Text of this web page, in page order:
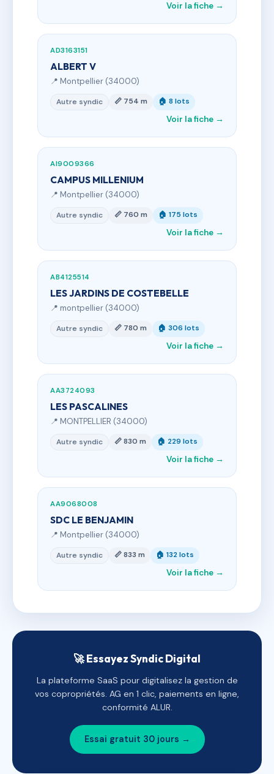
Voir la fiche →
AD3163151
ALBERT V
📍 Montpellier (34000)
Autre syndic 📏 754 m 🏠 8 lots
Voir la fiche →
AI9009366
CAMPUS MILLENIUM
📍 Montpellier (34000)
Autre syndic 📏 760 m 🏠 175 lots
Voir la fiche →
AB4125514
LES JARDINS DE COSTEBELLE
📍 montpellier (34000)
Autre syndic 📏 780 m 🏠 306 lots
Voir la fiche →
AA3724093
LES PASCALINES
📍 MONTPELLIER (34000)
Autre syndic 📏 830 m 🏠 229 lots
Voir la fiche →
AA9068008
SDC LE BENJAMIN
📍 Montpellier (34000)
Autre syndic 📏 833 m 🏠 132 lots
Voir la fiche →
🚀 Essayez Syndic Digital
La plateforme SaaS pour digitalisez la gestion de
vos copropriétés. AG en 1 clic, paiements en ligne,
conformité ALUR.
Essai gratuit 30 jours →